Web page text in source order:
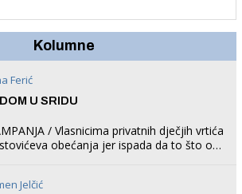
Kolumne
Ferić
U SRIDU
/ Vlasnicima privatnih dječjih vrtića
obećanja jer ispada da to što oni
Jelčić